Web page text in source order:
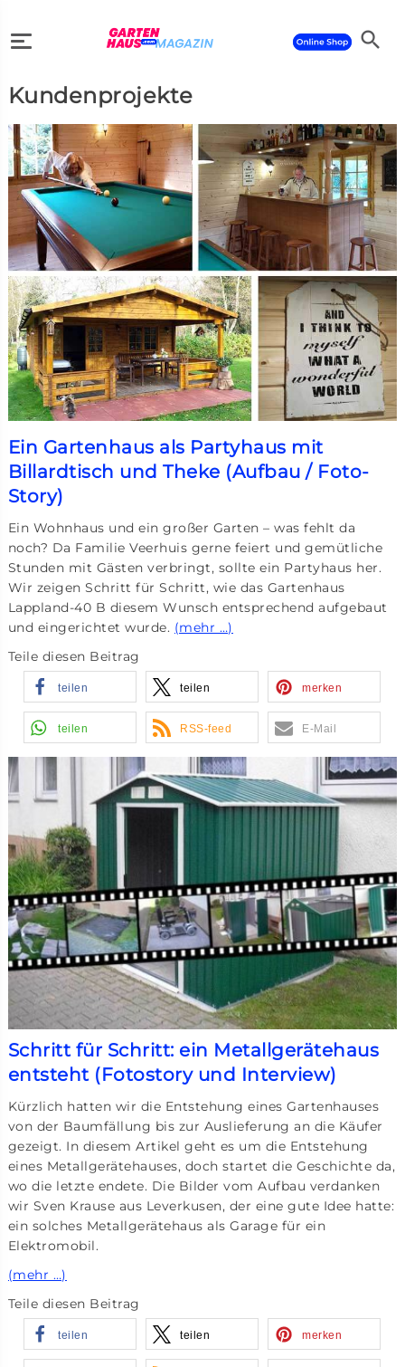
search
Kundenprojekte
Ein Gartenhaus als Partyhaus mit
Billardtisch und Theke (Aufbau / Foto-
Story)
Ein Wohnhaus und ein großer Garten – was fehlt da
noch? Da Familie Veerhuis gerne feiert und gemütliche
Stunden mit Gästen verbringt, sollte ein Partyhaus her.
Wir zeigen Schritt für Schritt, wie das Gartenhaus
Lappland-40 B diesem Wunsch entsprechend aufgebaut
und eingerichtet wurde. (mehr …)
Teile diesen Beitrag
teilen teilen merken
teilen RSS-feed E-Mail
Schritt für Schritt: ein Metallgerätehaus
entsteht (Fotostory und Interview)
Kürzlich hatten wir die Entstehung eines Gartenhauses
von der Baumfällung bis zur Auslieferung an die Käufer
gezeigt. In diesem Artikel geht es um die Entstehung
eines Metallgerätehauses, doch startet die Geschichte da,
wo die letzte endete. Die Bilder vom Aufbau verdanken
wir Sven Krause aus Leverkusen, der eine gute Idee hatte:
ein solches Metallgerätehaus als Garage für ein
Elektromobil.
(mehr …)
Teile diesen Beitrag
teilen teilen merken